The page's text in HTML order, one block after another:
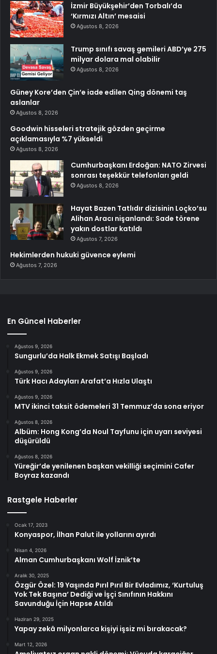
İzmir Büyükşehir’den Torbalı’da
‘Kırmızı Altın’ mesaisi
Ağustos 8, 2026
Trump sınıfı savaş gemileri ABD’ye 275
milyar dolara mal olabilir
Ağustos 8, 2026
Güney Kore’den Çin’e iade edilen Qing dönemi taş
aslanlar
Ağustos 8, 2026
Goodwin hisseleri stratejik gözden geçirme
açıklamasıyla %7 yükseldi
Ağustos 8, 2026
Cumhurbaşkanı Erdoğan: NATO Zirvesi
sonrası teşekkür telefonları geldi
Ağustos 8, 2026
Hayat Bazen Tatlıdır dizisinin Loçko’su
Alihan Aracı nişanlandı: Sade törene
yakın dostlar katıldı
Ağustos 7, 2026
Hekimlerden hukuki güvence eylemi
Ağustos 7, 2026
En Güncel Haberler
Ağustos 9, 2026
Sungurlu’da Halk Ekmek Satışı Başladı
Ağustos 9, 2026
Türk Hacı Adayları Arafat’a Hızla Ulaştı
Ağustos 9, 2026
MTV ikinci taksit ödemeleri 31 Temmuz’da sona eriyor
Ağustos 8, 2026
Albüm: Hong Kong’da Noul Tayfunu için uyarı seviyesi
düşürüldü
Ağustos 8, 2026
Yüreğir’de yenilenen başkan vekilliği seçimini Cafer
Boyraz kazandı
Rastgele Haberler
Ocak 17, 2023
Konyaspor, İlhan Palut ile yollarını ayırdı
Nisan 4, 2026
Alman Cumhurbaşkanı Wolf İznik’te
Aralık 30, 2025
Özgür Özel: 19 Yaşında Pırıl Pırıl Bir Evladımız, ‘Kurtuluş
Yok Tek Başına’ Dediği ve İşçi Sınıfının Hakkını
Savunduğu İçin Hapse Atıldı
Haziran 29, 2025
Yapay zekâ milyonlarca kişiyi işsiz mi bırakacak?
Mart 12, 2026